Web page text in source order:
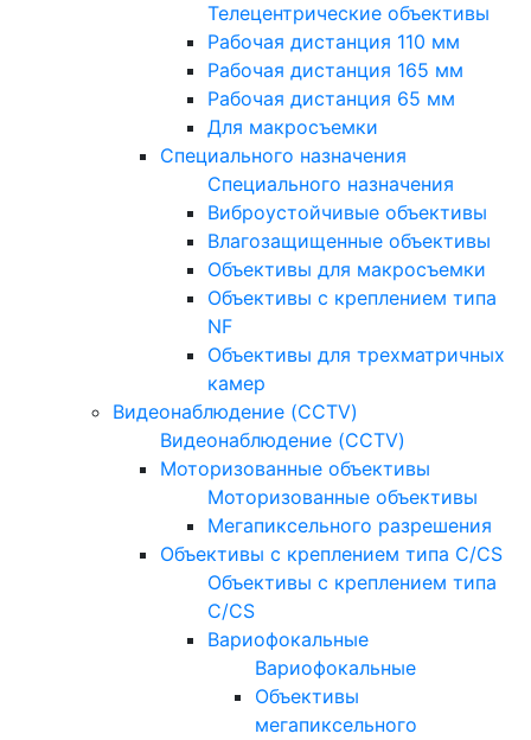
Телецентрические объективы
Рабочая дистанция 110 мм
Рабочая дистанция 165 мм
Рабочая дистанция 65 мм
Для макросъемки
Специального назначения
Специального назначения
Виброустойчивые объективы
Влагозащищенные объективы
Объективы для макросъемки
Объективы с креплением типа
NF
Объективы для трехматричных
камер
Видеонаблюдение (CCTV)
Видеонаблюдение (CCTV)
Моторизованные объективы
Моторизованные объективы
Мегапиксельного разрешения
Объективы с креплением типа C/CS
Объективы с креплением типа
C/CS
Вариофокальные
Вариофокальные
Объективы
мегапиксельного